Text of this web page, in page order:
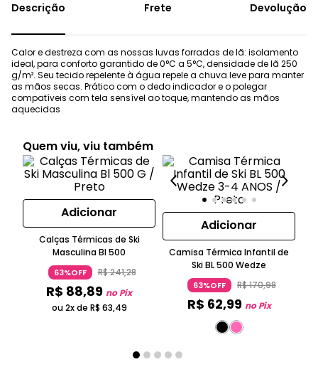
Frete Devolução
Calor e destreza com as nossas luvas forradas de lã: isolamento
ideal, para conforto garantido de 0°C a 5°C, densidade de lã 250
g/m². Seu tecido repelente à água repele a chuva leve para manter
as mãos secas. Prático com o dedo indicador e o polegar
compatíveis com tela sensível ao toque, mantendo as mãos
aquecidas
Quem viu, viu também
Adicionar
Calças Térmicas de Ski
Masculina Bl 500
63%OFF R$241,28
R$ 88,89 no Pix
ou 2x de R$ 63,49
Adicionar
Camisa Térmica Infantil de
Ski BL 500 Wedze
63%OFF R$170,98
R$ 62,99 no Pix